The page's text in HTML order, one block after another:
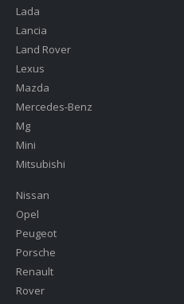
Lada
Lancia
Land Rover
Lexus
Mazda
Mercedes-Benz
Mg
Mini
Mitsubishi
Nissan
Opel
Peugeot
Porsche
Renault
Rover